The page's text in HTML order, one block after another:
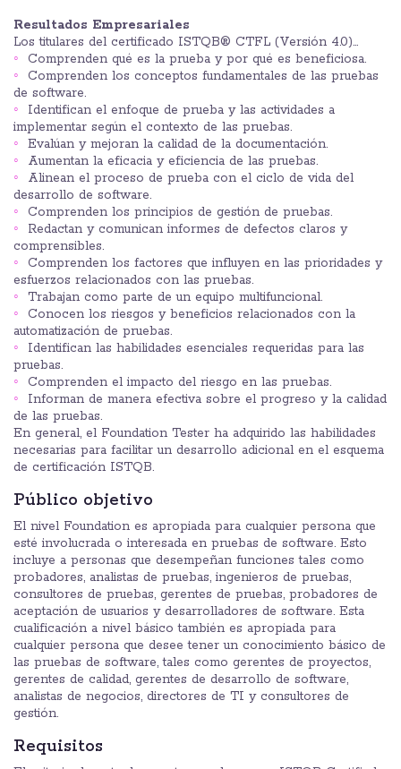
Resultados Empresariales
Los titulares del certificado ISTQB® CTFL (Versión 4.0)...
Comprenden qué es la prueba y por qué es beneficiosa.
Comprenden los conceptos fundamentales de las pruebas
de software.
Identifican el enfoque de prueba y las actividades a
implementar según el contexto de las pruebas.
Evalúan y mejoran la calidad de la documentación.
Aumentan la eficacia y eficiencia de las pruebas.
Alinean el proceso de prueba con el ciclo de vida del
desarrollo de software.
Comprenden los principios de gestión de pruebas.
Redactan y comunican informes de defectos claros y
comprensibles.
Comprenden los factores que influyen en las prioridades y
esfuerzos relacionados con las pruebas.
Trabajan como parte de un equipo multifuncional.
Conocen los riesgos y beneficios relacionados con la
automatización de pruebas.
Identifican las habilidades esenciales requeridas para las
pruebas.
Comprenden el impacto del riesgo en las pruebas.
Informan de manera efectiva sobre el progreso y la calidad
de las pruebas.
En general, el Foundation Tester ha adquirido las habilidades
necesarias para facilitar un desarrollo adicional en el esquema
de certificación ISTQB.
Público objetivo
El nivel Foundation es apropiada para cualquier persona que
esté involucrada o interesada en pruebas de software. Esto
incluye a personas que desempeñan funciones tales como
probadores, analistas de pruebas, ingenieros de pruebas,
consultores de pruebas, gerentes de pruebas, probadores de
aceptación de usuarios y desarrolladores de software. Esta
cualificación a nivel básico también es apropiada para
cualquier persona que desee tener un conocimiento básico de
las pruebas de software, tales como gerentes de proyectos,
gerentes de calidad, gerentes de desarrollo de software,
analistas de negocios, directores de TI y consultores de
gestión.
Requisitos